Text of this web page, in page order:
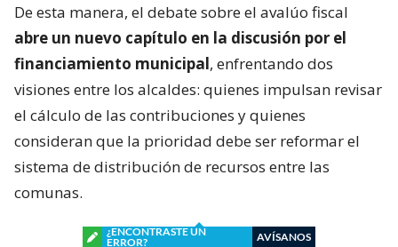
De esta manera, el debate sobre el avalúo fiscal
abre un nuevo capítulo en la discusión por el
financiamiento municipal, enfrentando dos
visiones entre los alcaldes: quienes impulsan revisar
el cálculo de las contribuciones y quienes
consideran que la prioridad debe ser reformar el
sistema de distribución de recursos entre las
comunas.
¿ENCONTRASTE UN
ERROR?
AVÍSANOS